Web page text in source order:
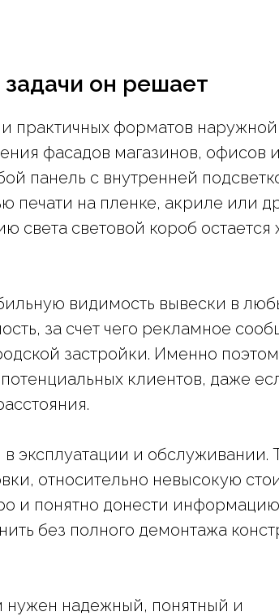
задачи он решает
практичных форматов наружной
фасадов магазинов, офисов и
панель с внутренней
печати на пленке, акриле или
света световой короб остается
видимость вывески в
за счет чего рекламное
застройки. Именно
клиентов, даже
эксплуатации и обслуживании.
относительно невысокую
и понятно донести
без полного демонтажа
нужен надежный, понятный и